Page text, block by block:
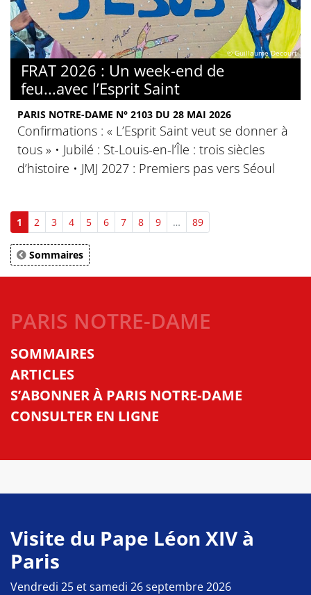
© Guillaume Decourt
FRAT 2026 : Un week-end de
feu...avec l’Esprit Saint
PARIS NOTRE-DAME N° 2103 DU 28 MAI 2026
Confirmations : « L’Esprit Saint veut se donner à
tous » • Jubilé : St-Louis-en-l’Île : trois siècles
d’histoire • JMJ 2027 : Premiers pas vers Séoul
1 2 3 4 5 6 7 8 9 … 89
Sommaires
PARIS NOTRE-DAME
SOMMAIRES
ARTICLES
S’ABONNER À PARIS NOTRE-DAME
CONSULTER EN LIGNE
Visite du Pape Léon XIV à
Paris
Vendredi 25 et samedi 26 septembre 2026